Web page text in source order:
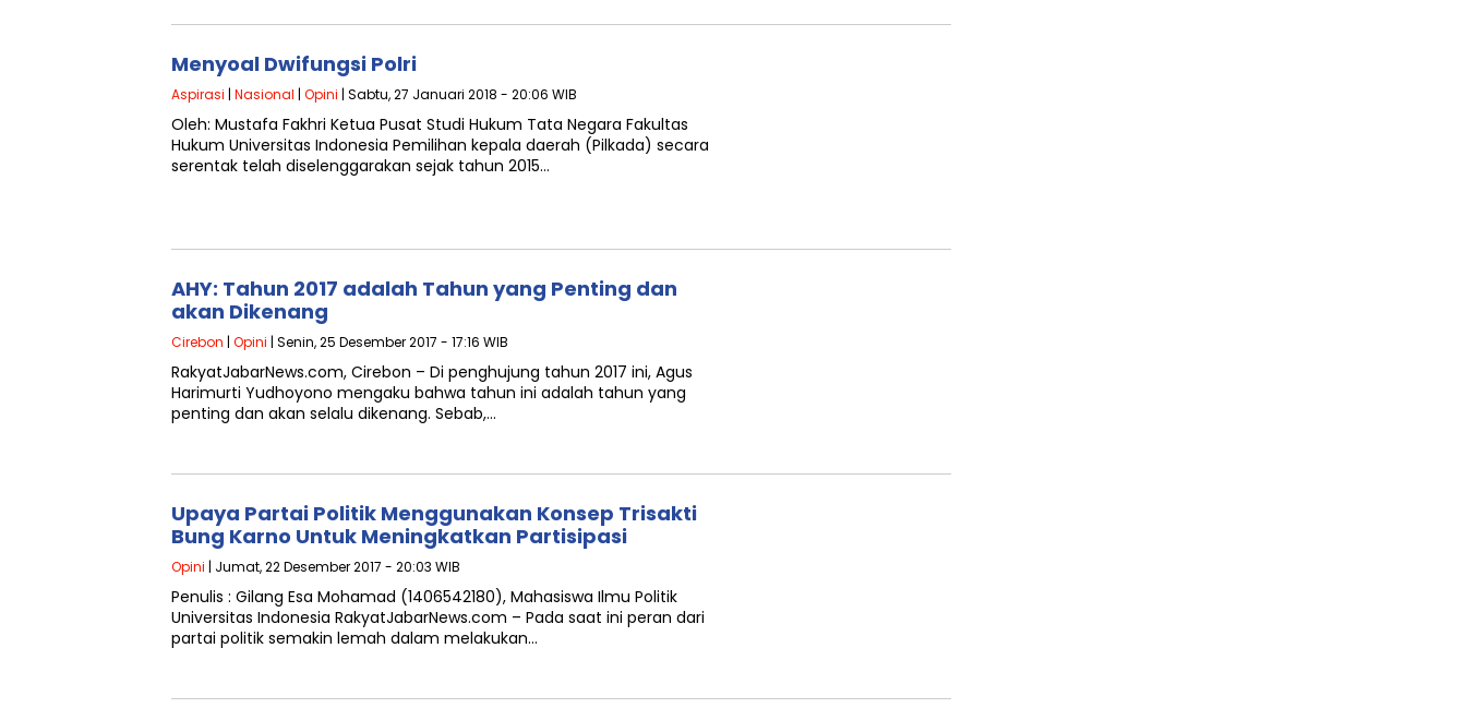
Menyoal Dwifungsi Polri
Aspirasi | Nasional | Opini | Sabtu, 27 Januari 2018 - 20:06 WIB
Oleh: Mustafa Fakhri Ketua Pusat Studi Hukum Tata Negara Fakultas
Hukum Universitas Indonesia Pemilihan kepala daerah (Pilkada) secara
serentak telah diselenggarakan sejak tahun 2015…
AHY: Tahun 2017 adalah Tahun yang Penting dan
akan Dikenang
Cirebon | Opini | Senin, 25 Desember 2017 - 17:16 WIB
RakyatJabarNews.com, Cirebon – Di penghujung tahun 2017 ini, Agus
Harimurti Yudhoyono mengaku bahwa tahun ini adalah tahun yang
penting dan akan selalu dikenang. Sebab,…
Upaya Partai Politik Menggunakan Konsep Trisakti
Bung Karno Untuk Meningkatkan Partisipasi
Opini | Jumat, 22 Desember 2017 - 20:03 WIB
Penulis : Gilang Esa Mohamad (1406542180), Mahasiswa Ilmu Politik
Universitas Indonesia RakyatJabarNews.com – Pada saat ini peran dari
partai politik semakin lemah dalam melakukan…